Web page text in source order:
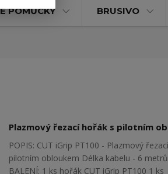
POMŮCKY BRUSIVO
Plazmový řezací hořák s pilotním
POPIS: CUT iGrip PT100 - Plazmový
pilotním obloukem Délka kabelu - 6
BALENÍ: 1 ks hořák CUT iGrip PT100 1 ks